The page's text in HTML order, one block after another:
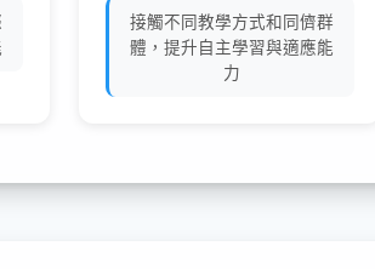
接觸不同教學方式和同儕群
體，提升自主學習與適應能
力